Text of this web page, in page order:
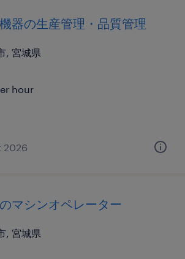
器の生産管理・品質管理
, 宮城県
hour
2026
マシンオペレーター
, 宮城県